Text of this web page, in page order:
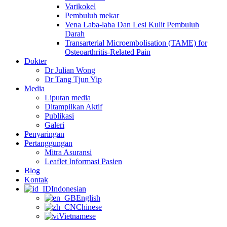
Varikokel
Pembuluh mekar
Vena Laba-laba Dan Lesi Kulit Pembuluh
Darah
Transarterial Microembolisation (TAME) for
Osteoarthritis-Related Pain
Dokter
Dr Julian Wong
Dr Tang Tjun Yip
Media
Liputan media
Ditampilkan Aktif
Publikasi
Galeri
Penyaringan
Pertanggungan
Mitra Asuransi
Leaflet Informasi Pasien
Blog
Kontak
Indonesian
English
Chinese
Vietnamese